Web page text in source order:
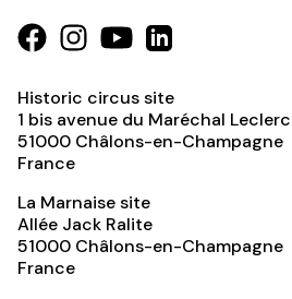
Historic circus site
1 bis avenue du Maréchal Leclerc
51000 Châlons-en-Champagne
France
La Marnaise site
Allée Jack Ralite
51000 Châlons-en-Champagne
France